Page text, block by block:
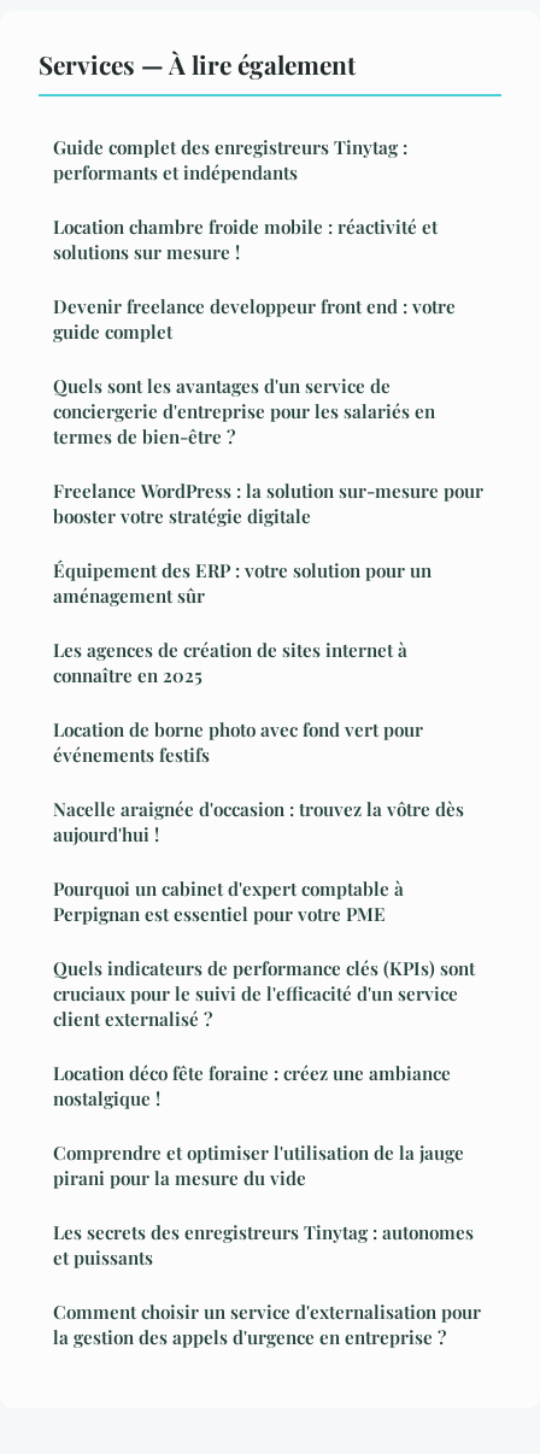
Services — À lire également
Guide complet des enregistreurs Tinytag :
performants et indépendants
Location chambre froide mobile : réactivité et
solutions sur mesure !
Devenir freelance developpeur front end : votre
guide complet
Quels sont les avantages d'un service de
conciergerie d'entreprise pour les salariés en
termes de bien-être ?
Freelance WordPress : la solution sur-mesure pour
booster votre stratégie digitale
Équipement des ERP : votre solution pour un
aménagement sûr
Les agences de création de sites internet à
connaître en 2025
Location de borne photo avec fond vert pour
événements festifs
Nacelle araignée d'occasion : trouvez la vôtre dès
aujourd'hui !
Pourquoi un cabinet d'expert comptable à
Perpignan est essentiel pour votre PME
Quels indicateurs de performance clés (KPIs) sont
cruciaux pour le suivi de l'efficacité d'un service
client externalisé ?
Location déco fête foraine : créez une ambiance
nostalgique !
Comprendre et optimiser l'utilisation de la jauge
pirani pour la mesure du vide
Les secrets des enregistreurs Tinytag : autonomes
et puissants
Comment choisir un service d'externalisation pour
la gestion des appels d'urgence en entreprise ?